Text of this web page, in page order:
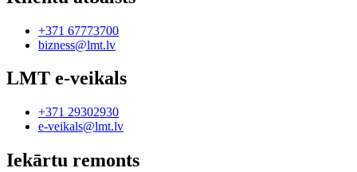
+371 67773700
bizness@lmt.lv
LMT e-veikals
+371 29302930
e-veikals@lmt.lv
Iekārtu remonts